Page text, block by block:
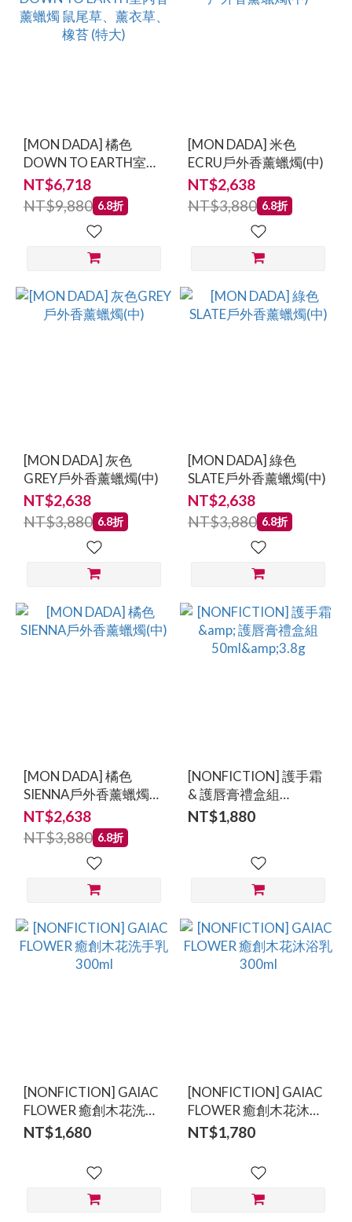
[MON DADA] 橘色
DOWN TO EARTH室內
香薰蠟燭 鼠尾草、薰衣
草、橡苔 (特大)
NT$6,718
NT$9,880 6.8折
[MON DADA] 米色
ECRU戶外香薰蠟燭(中)
NT$2,638
NT$3,880 6.8折
[MON DADA] 灰色
GREY戶外香薰蠟燭(中)
NT$2,638
NT$3,880 6.8折
[MON DADA] 綠色
SLATE戶外香薰蠟燭(中)
NT$2,638
NT$3,880 6.8折
[MON DADA] 橘色
SIENNA戶外香薰蠟燭
(中)
NT$2,638
NT$3,880 6.8折
[NONFICTION] 護手霜
& 護唇膏禮盒組
50ml&3.8g
NT$1,880
[NONFICTION] GAIAC
FLOWER 癒創木花洗手
乳 300ml
NT$1,680
[NONFICTION] GAIAC
FLOWER 癒創木花沐浴
乳 300ml
NT$1,780